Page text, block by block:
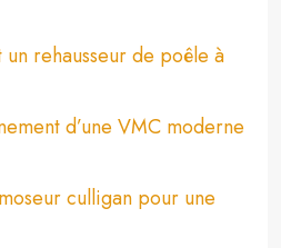
rehausseur de poêle à
d’une VMC moderne
culligan pour une